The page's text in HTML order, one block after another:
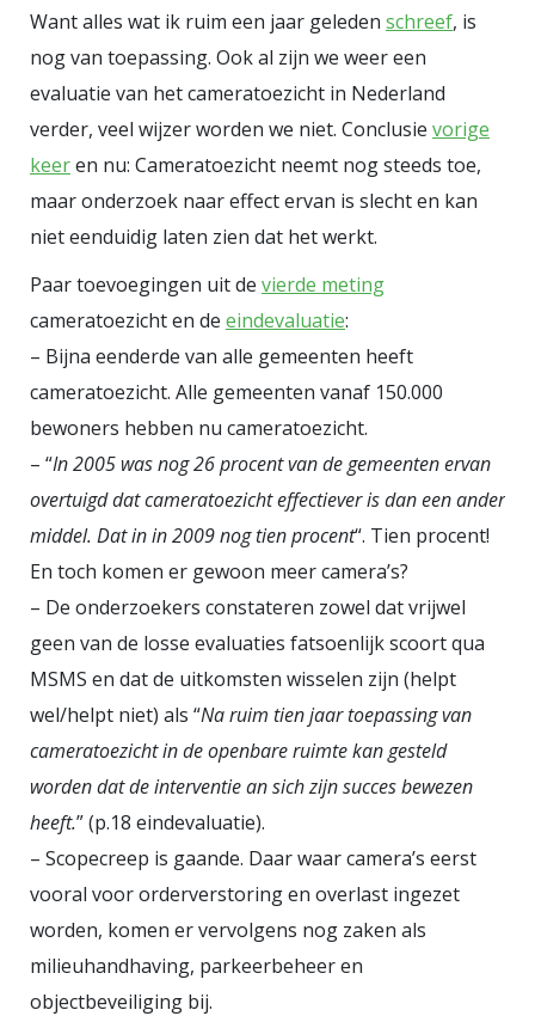
Want alles wat ik ruim een jaar geleden schreef, is
nog van toepassing. Ook al zijn we weer een
evaluatie van het cameratoezicht in Nederland
verder, veel wijzer worden we niet. Conclusie vorige
keeren nu: Cameratoezicht neemt nog steeds toe,
maar onderzoek naar effect ervan is slecht en kan
niet eenduidig laten zien dat het werkt.
Paar toevoegingen uit de vierde meting
cameratoezicht en de eindevaluatie:
– Bijna eenderde van alle gemeenten heeft
cameratoezicht. Alle gemeenten vanaf 150.000
bewoners hebben nu cameratoezicht.
– “In 2005 was nog 26 procent van de gemeenten ervan
overtuigd dat cameratoezicht effectiever is dan een ander
middel. Dat in in 2009 nog tien procent“. Tien procent!
En toch komen er gewoon meer camera’s?
– De onderzoekers constateren zowel dat vrijwel
geen van de losse evaluaties fatsoenlijk scoort qua
MSMS en dat de uitkomsten wisselen zijn (helpt
wel/helpt niet) als “Na ruim tien jaar toepassing van
cameratoezicht in de openbare ruimte kan gesteld
worden dat de interventie an sich zijn succes bewezen
heeft.” (p.18 eindevaluatie).
– Scopecreep is gaande. Daar waar camera’s eerst
vooral voor orderverstoring en overlast ingezet
worden, komen er vervolgens nog zaken als
milieuhandhaving, parkeerbeheer en
objectbeveiliging bij.